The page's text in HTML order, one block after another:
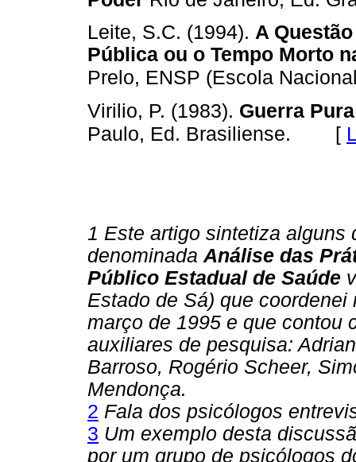
Leite, S.C. (1994). A
Pública ou o Tempo Morto
Prelo, ENSP (Escola
Virilio, P. (1983). Guerra
Paulo, Ed. Brasiliense. [
1 Este artigo sintetiza alguns
denominada Análise das
Público Estadual de Saúde
Estado de Sá) que
março de 1995 e que contou
auxiliares de pesquisa:
Barroso, Rogério Scheer,
Mendonça.
2 Fala dos psicólogos
3 Um exemplo desta
por um grupo de psicólogos